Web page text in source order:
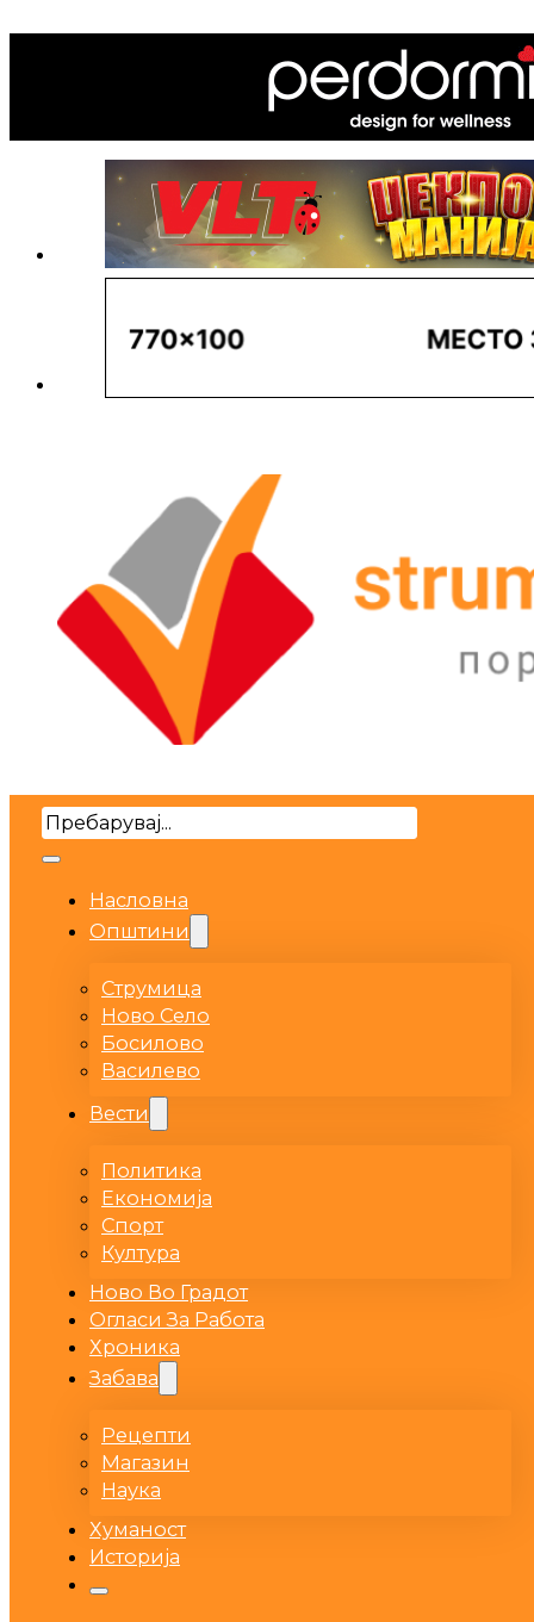
Search
Насловна
Општини
Струмица
Ново Село
Босилово
Василево
Вести
Политика
Економија
Спорт
Култура
Ново Во Градот
Огласи За Работа
Хроника
Забава
Рецепти
Магазин
Наука
Хуманост
Историја